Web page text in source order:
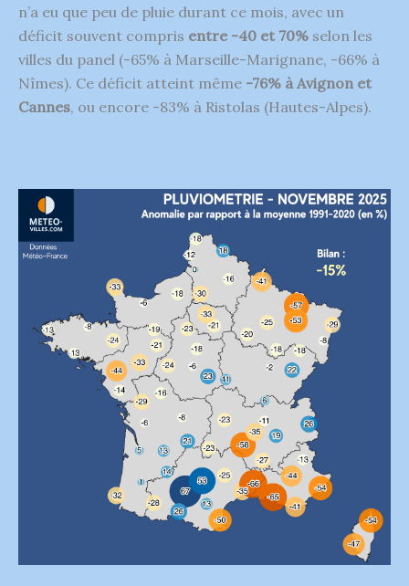
n’a eu que peu de pluie durant ce mois, avec un
déficit souvent compris entre -40 et 70% selon les
villes du panel (-65% à Marseille-Marignane, -66% à
Nîmes). Ce déficit atteint même -76% à Avignon et
Cannes, ou encore -83% à Ristolas (Hautes-Alpes).